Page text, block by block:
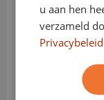
Sluit je
schikt.
Of dat nu
maakt ons
Bij
u aan hen
verzameld
Privacybeleid